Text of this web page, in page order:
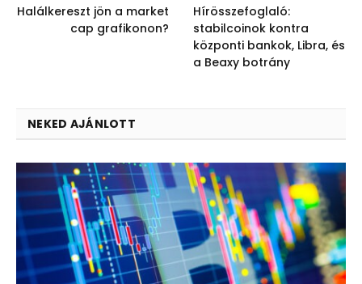
Halálkereszt jön a market
cap grafikonon?
Hírösszefoglaló:
stabilcoinok kontra
központi bankok, Libra, és
a Beaxy botrány
NEKED AJÁNLOTT